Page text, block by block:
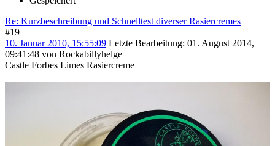
Re: Kurzbeschreibung und Schnelltest diverser Rasiercremes
#19
10. Januar 2010, 15:55:09 Letzte Bearbeitung: 01. August 2014,
09:41:48 von Rockabillyhelge
Castle Forbes Limes Rasiercreme